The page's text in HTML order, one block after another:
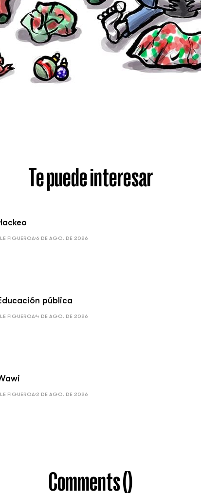
Te puede interesar
FIGUEROA 6 DE AGO. DE 2026
pública
FIGUEROA 4 DE AGO. DE 2026
FIGUEROA 2 DE AGO. DE 2026
Comments ()